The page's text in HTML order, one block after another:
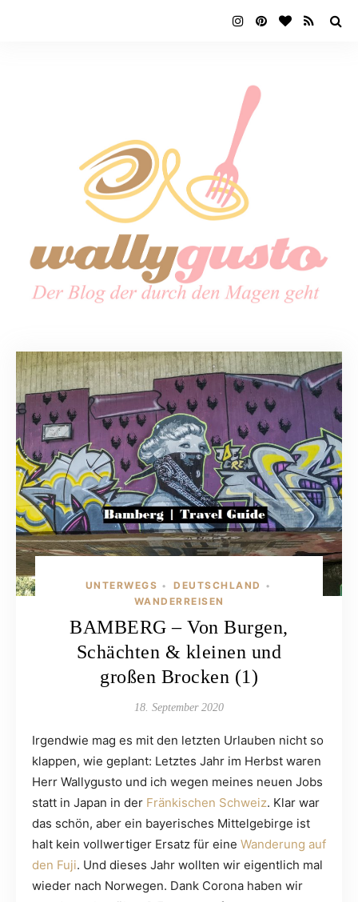
UNTERWEGS • DEUTSCHLAND •
WANDERREISEN
BAMBERG – Von Burgen,
Schächten & kleinen und
großen Brocken (1)
18. September 2020
Irgendwie mag es mit den letzten Urlauben nicht so
klappen, wie geplant: Letztes Jahr im Herbst waren
Herr Wallygusto und ich wegen meines neuen Jobs
statt in Japan in der Fränkischen Schweiz. Klar war
das schön, aber ein bayerisches Mittelgebirge ist
halt kein vollwertiger Ersatz für eine Wanderung auf
den Fuji. Und dieses Jahr wollten wir eigentlich mal
wieder nach Norwegen. Dank Corona haben wir